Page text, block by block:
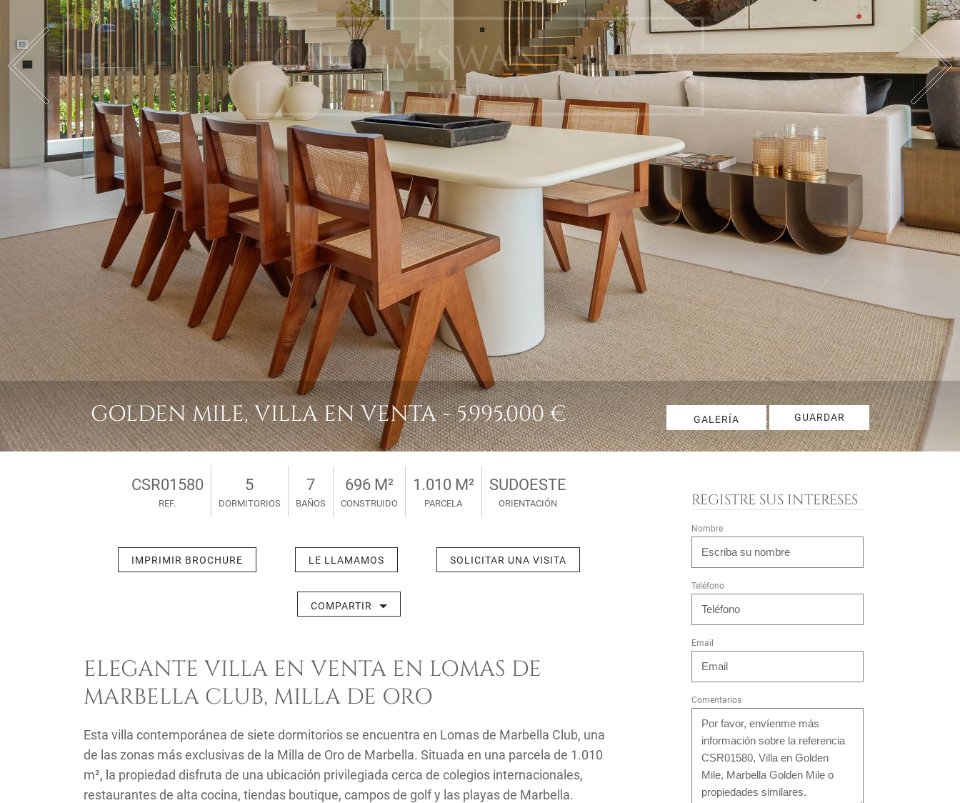
GOLDEN MILE, VILLA EN VENTA - 5.995.000 € GALERÍA GUARDAR
CSR01580
REF.
5
DORMITORIOS
7
BAÑOS
696 M²
CONSTRUIDO
1.010 M²
PARCELA
SUDOESTE
ORIENTACIÓN
IMPRIMIR BROCHURE LE LLAMAMOS SOLICITAR UNA VISITA
COMPARTIR
ELEGANTE VILLA EN VENTA EN LOMAS DE
MARBELLA CLUB, MILLA DE ORO
Esta villa contemporánea de siete dormitorios se encuentra en Lomas de Marbella Club, una
de las zonas más exclusivas de la Milla de Oro de Marbella. Situada en una parcela de 1.010
m², la propiedad disfruta de una ubicación privilegiada cerca de colegios internacionales,
restaurantes de alta cocina, tiendas boutique, campos de golf y las playas de Marbella.
REGISTRE SUS INTERESES
Nombre
Teléfono
Email
Comentarios